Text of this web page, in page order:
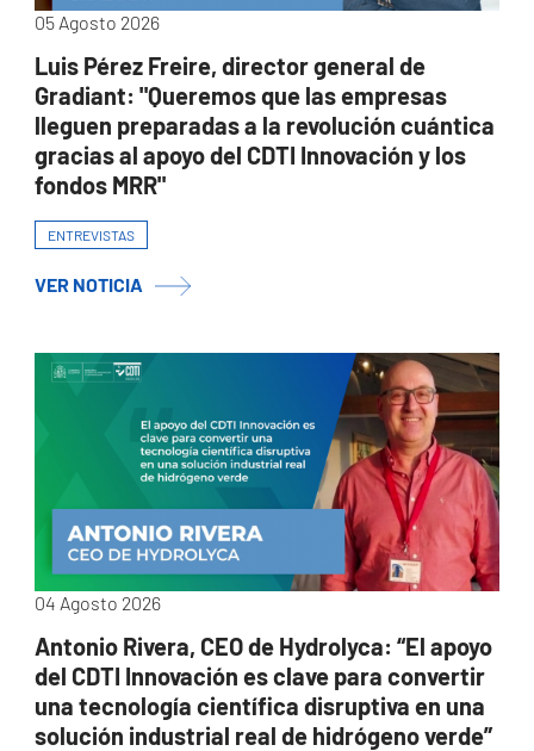
05 Agosto 2026
Luis Pérez Freire, director general de
Gradiant: "Queremos que las empresas
lleguen preparadas a la revolución cuántica
gracias al apoyo del CDTI Innovación y los
fondos MRR"
ENTREVISTAS
VER NOTICIA
04 Agosto 2026
Antonio Rivera, CEO de Hydrolyca: “El apoyo
del CDTI Innovación es clave para convertir
una tecnología científica disruptiva en una
solución industrial real de hidrógeno verde”